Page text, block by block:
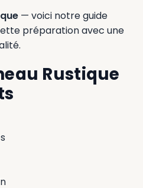
— voici notre guide
préparation avec une
Rustique